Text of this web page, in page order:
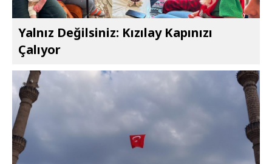
Yalnız Değilsiniz: Kızılay Kapınızı
Çalıyor